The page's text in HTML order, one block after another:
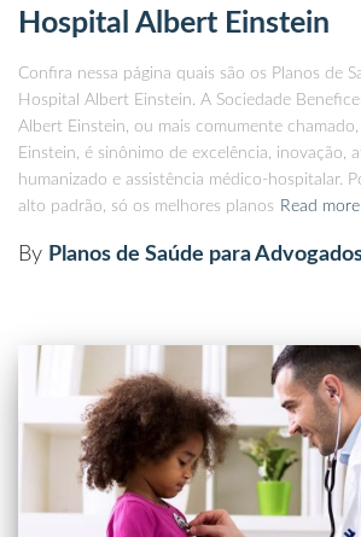
Hospital Albert Einstein
Confira nessa página quais são os Planos de
Hospital Albert Einstein. A Sociedade
Albert Einstein, ou mais comumente
Einstein, é sinônimo de excelência, inovação,
humanizado e assistência médico-hospitalar.
alto padrão, só os melhores planos Read
By Planos de Saúde para